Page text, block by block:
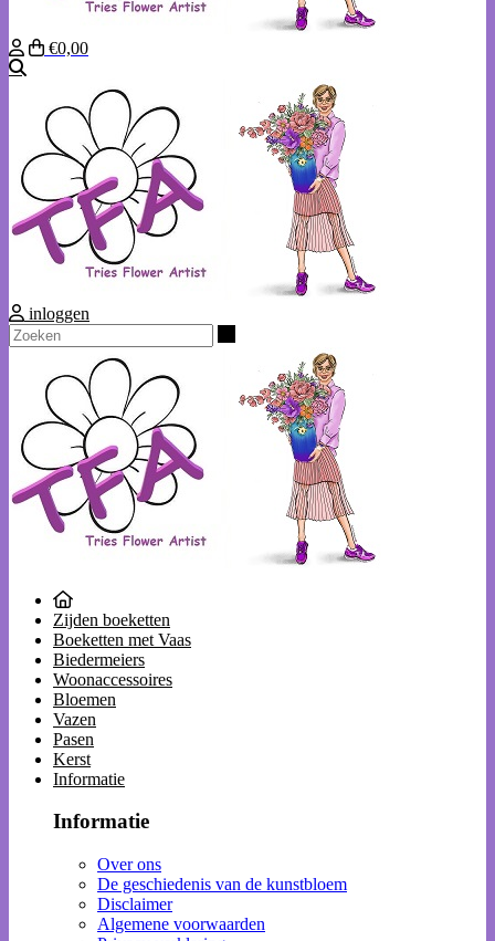
€0,00
inloggen
Zijden boeketten
Boeketten met Vaas
Biedermeiers
Woonaccessoires
Bloemen
Vazen
Pasen
Kerst
Informatie
Informatie
Over ons
De geschiedenis van de kunstbloem
Disclaimer
Algemene voorwaarden